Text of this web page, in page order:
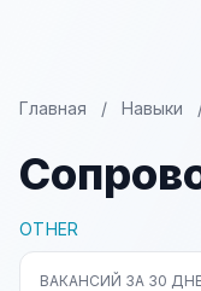
Главная / Навыки
OTHER
ВАКАНСИЙ ЗА 30